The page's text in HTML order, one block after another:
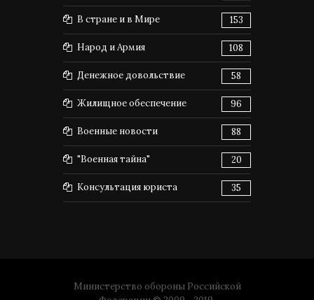
В стране и в Мире 153
Народ и Армия 108
Денежное довольствие 58
Жилищное обеспечение 96
Военные новости 88
"Военная тайна" 20
Консультация юриста 35
Министерство обороны Российской